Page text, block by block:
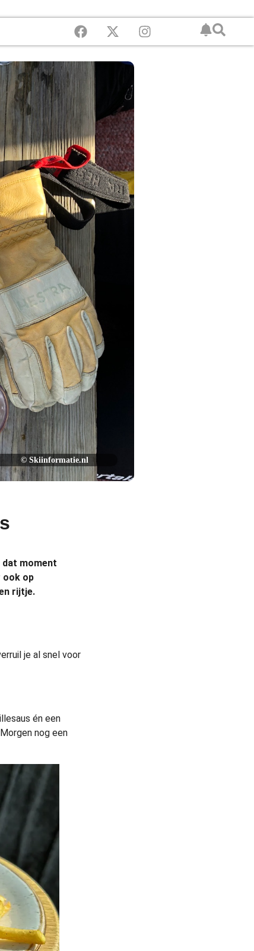
© Skiinformatie.nl
dat moment
ook op
rijtje.
je al snel voor
én een
nog een